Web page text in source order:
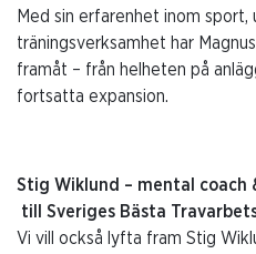
Med sin erfarenhet inom sport,
träningsverksamhet har
framåt – från helheten på
fortsatta expansion.
Stig Wiklund – mental coach
till Sveriges Bästa
Vi vill också lyfta fram Stig